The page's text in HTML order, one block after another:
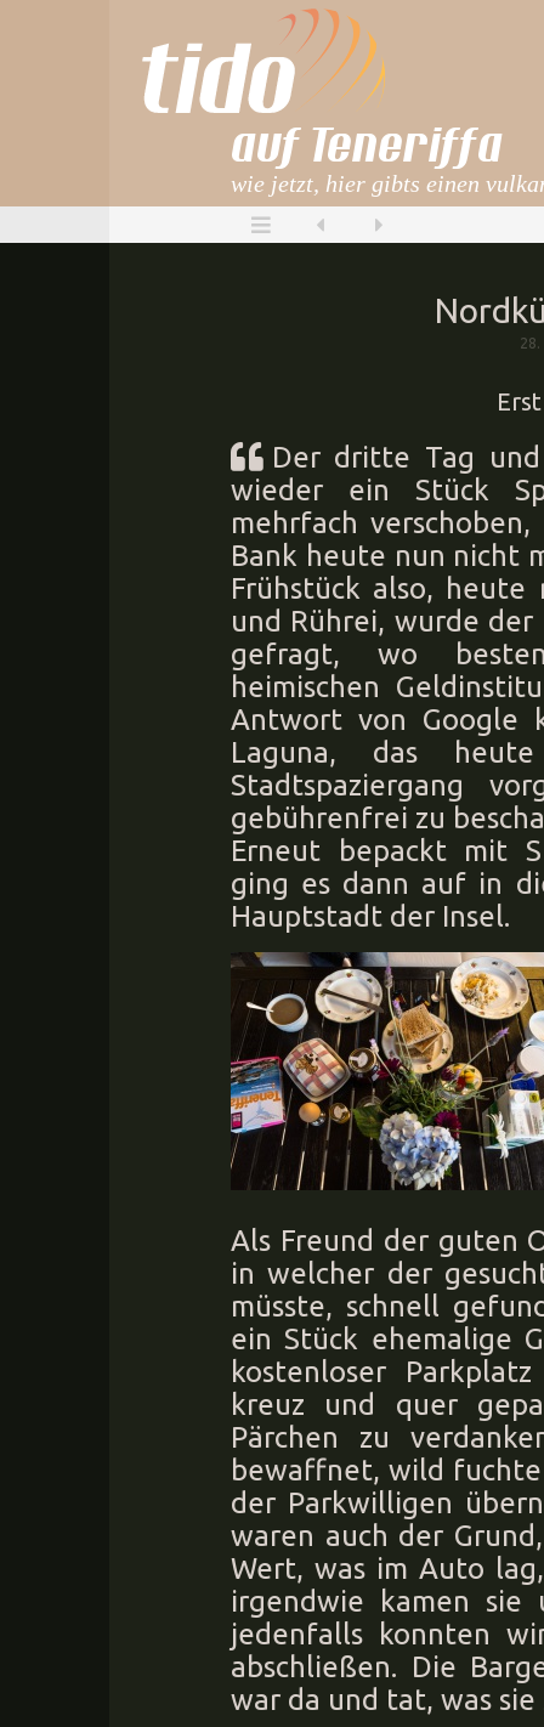
auf Teneriffa
wie jetzt, hier gibts einen
Der dritte Tag
wieder ein Stück
mehrfach
Bank heute nun nicht
Frühstück also,
und Rührei, wurde
gefragt, wo
heimischen
Antwort von Google
Laguna, das
Stadtspaziergang
gebührenfrei zu
Erneut bepackt mit
ging es dann auf in
Hauptstadt der Insel.
Als Freund der guten
in welcher der
müsste, schnell
ein Stück ehemalige
kostenloser
kreuz und quer
Pärchen zu
bewaffnet, wild
der Parkwilligen
waren auch der
Wert, was im Auto
irgendwie kamen sie
jedenfalls konnten
abschließen. Die
war da und tat, was sie